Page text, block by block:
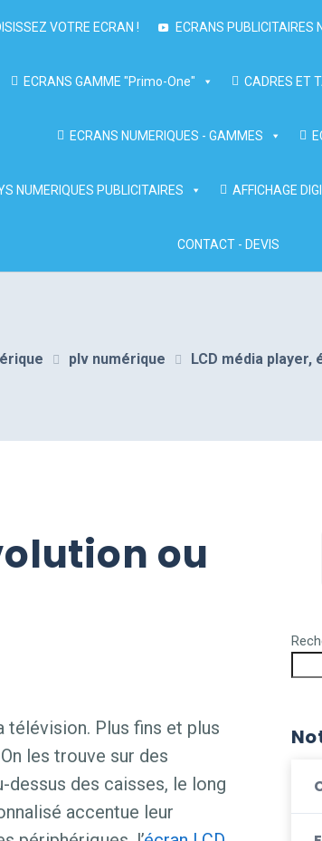
VOTRE ECRAN ! ECRANS PUBLICITAIRES
ECRANS GAMME "Primo-One" CADRES ET
ECRANS NUMERIQUES - GAMMES
NUMERIQUES PUBLICITAIRES AFFICHAGE
CONTACT - DEVIS
plv numérique LCD média
ou
Plus fins et plus
les trouve sur des
dessus des caisses, le long
accentue leur